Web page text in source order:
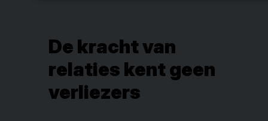
De kracht van
relaties kent geen
verliezers